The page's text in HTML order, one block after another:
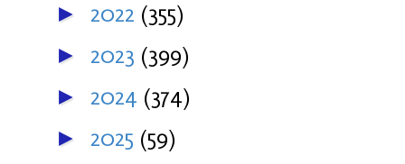
► 2022 (355)
► 2023 (399)
► 2024 (374)
► 2025 (59)